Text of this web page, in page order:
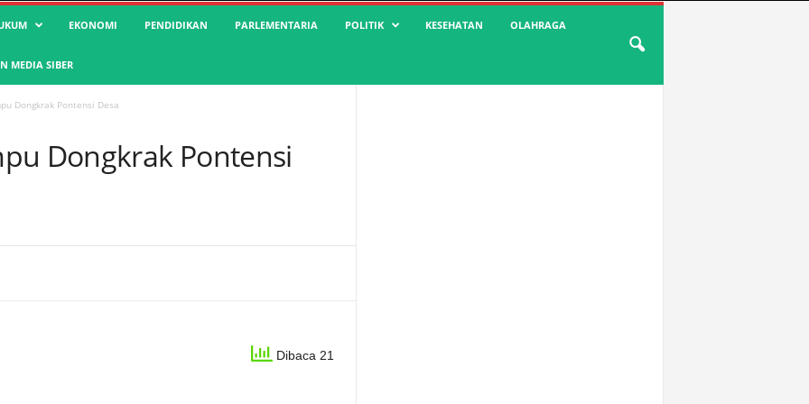
EKONOMI PENDIDIKAN PARLEMENTARIA POLITIK KESEHATAN OLAHRAGA
MEDIA SIBER
Dongkrak Pontensi Desa
Dongkrak Pontensi
Dibaca 21